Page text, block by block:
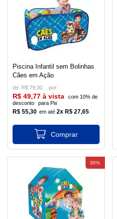
Piscina Infantil sem Bolinhas
Cães em Ação
de: R$ 79,00
R$ 55,30 2x R$ 27,65
R$ 49,77 à vista
com 10% de
desconto
para Pix
30%